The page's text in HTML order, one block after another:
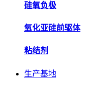
硅氧负极
氧化亚硅前驱体
粘结剂
生产基地